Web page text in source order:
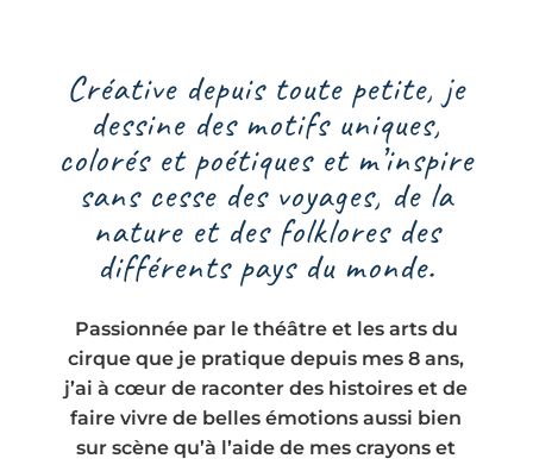
Créative depuis toute petite, je
dessine des motifs uniques,
colorés et poétiques et m’inspire
sans cesse des voyages, de la
nature et des folklores des
différents pays du monde.
Passionnée par le théâtre et les arts du
cirque que je pratique depuis mes 8 ans,
j’ai à cœur de raconter des histoires et de
faire vivre de belles émotions aussi bien
sur scène qu’à l’aide de mes crayons et